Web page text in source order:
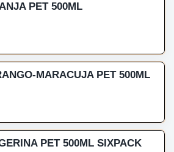
PET 500ML
MARACUJA PET 500ML
PET 500ML SIXPACK